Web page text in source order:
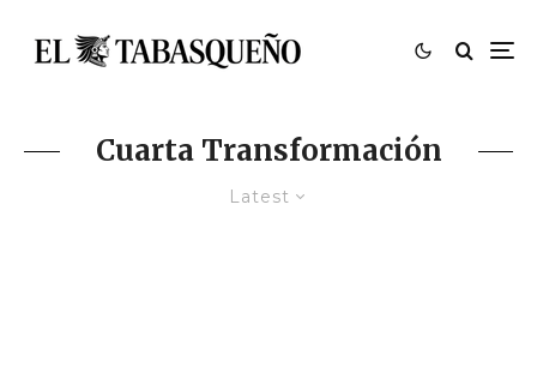
Cuarta Transformación
Latest